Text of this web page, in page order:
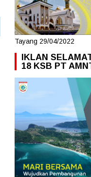
Tayang 29/04/2022
IKLAN
18 KSB PT